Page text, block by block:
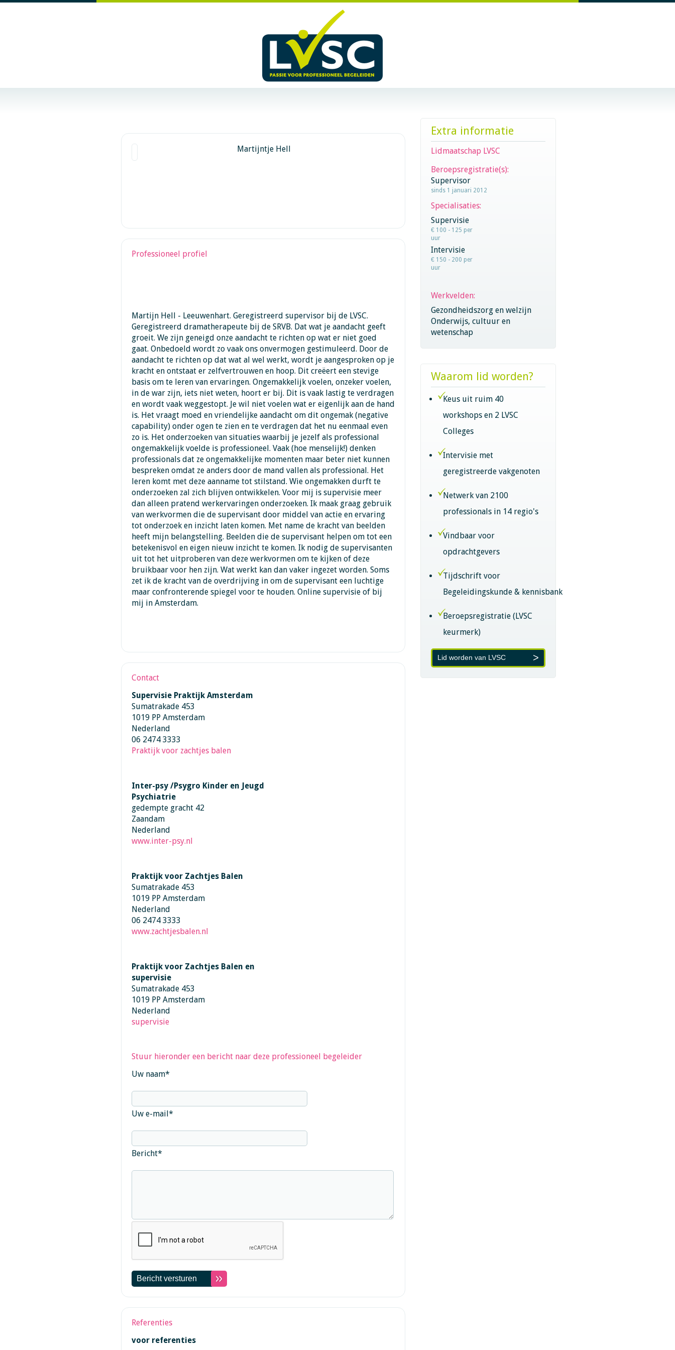
Martijntje Hell
Professioneel profiel
Martijn Hell - Leeuwenhart. Geregistreerd supervisor bij de LVSC.
Geregistreerd dramatherapeute bij de SRVB. Dat wat je aandacht geeft
groeit. We zijn geneigd onze aandacht te richten op wat er niet goed
gaat. Onbedoeld wordt zo vaak ons onvermogen gestimuleerd. Door de
aandacht te richten op dat wat al wel werkt, wordt je aangesproken op je
kracht en ontstaat er zelfvertrouwen en hoop. Dit creëert een stevige
basis om te leren van ervaringen. Ongemakkelijk voelen, onzeker voelen,
in de war zijn, iets niet weten, hoort er bij. Dit is vaak lastig te verdragen
en wordt vaak weggestopt. Je wil niet voelen wat er eigenlijk aan de hand
is. Het vraagt moed en vriendelijke aandacht om dit ongemak (negative
capability) onder ogen te zien en te verdragen dat het nu eenmaal even
zo is. Het onderzoeken van situaties waarbij je jezelf als professional
ongemakkelijk voelde is professioneel. Vaak (hoe menselijk!) denken
professionals dat ze ongemakkelijke momenten maar beter niet kunnen
bespreken omdat ze anders door de mand vallen als professional. Het
leren komt met deze aanname tot stilstand. Wie ongemakken durft te
onderzoeken zal zich blijven ontwikkelen. Voor mij is supervisie meer
dan alleen pratend werkervaringen onderzoeken. Ik maak graag gebruik
van werkvormen die de supervisant door middel van actie en ervaring
tot onderzoek en inzicht laten komen. Met name de kracht van beelden
heeft mijn belangstelling. Beelden die de supervisant helpen om tot een
betekenisvol en eigen nieuw inzicht te komen. Ik nodig de supervisanten
uit tot het uitproberen van deze werkvormen om te kijken of deze
bruikbaar voor hen zijn. Wat werkt kan dan vaker ingezet worden. Soms
zet ik de kracht van de overdrijving in om de supervisant een luchtige
maar confronterende spiegel voor te houden. Online supervisie of bij
mij in Amsterdam.
Contact
Supervisie Praktijk Amsterdam
Sumatrakade 453
1019 PP Amsterdam
Nederland
06 2474 3333
Praktijk voor zachtjes balen
Inter-psy /Psygro Kinder en Jeugd
Psychiatrie
gedempte gracht 42
Zaandam
Nederland
www.inter-psy.nl
Praktijk voor Zachtjes Balen
Sumatrakade 453
1019 PP Amsterdam
Nederland
06 2474 3333
www.zachtjesbalen.nl
Praktijk voor Zachtjes Balen en
supervisie
Sumatrakade 453
1019 PP Amsterdam
Nederland
supervisie
Stuur hieronder een bericht naar deze professioneel begeleider
Uw naam*
Uw e-mail*
Bericht*
Referenties
voor referenties
Extra informatie
Lidmaatschap LVSC
Beroepsregistratie(s):
Supervisor
sinds 1 januari 2012
Specialisaties:
Supervisie
€ 100 - 125 per
uur
Intervisie
€ 150 - 200 per
uur
Werkvelden:
Gezondheidszorg en welzijn
Onderwijs, cultuur en
wetenschap
Waarom lid worden?
Keus uit ruim 40
workshops en 2 LVSC
Colleges
Intervisie met
geregistreerde vakgenoten
Netwerk van 2100
professionals in 14 regio's
Vindbaar voor
opdrachtgevers
Tijdschrift voor
Begeleidingskunde & kennisbank
Beroepsregistratie (LVSC
keurmerk)
Lid worden van LVSC